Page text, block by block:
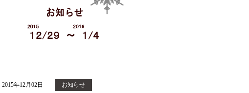
2015年12月02日 お知らせ